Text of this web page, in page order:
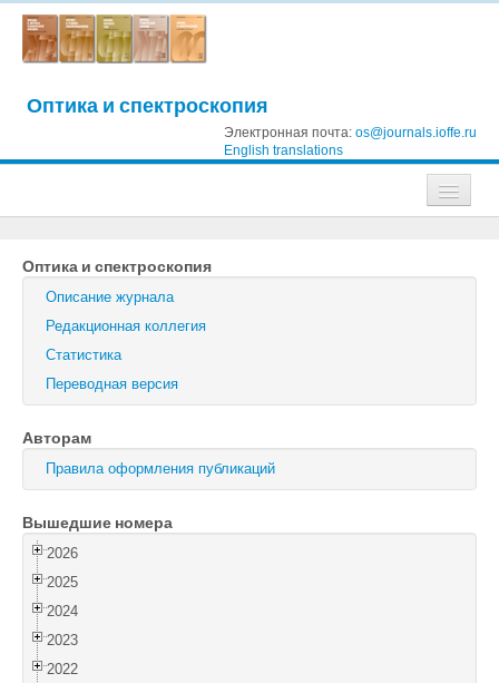
Оптика и спектроскопия
Электронная почта: os@journals.ioffe.ru
English translations
Журнал технической физики
Письма в Журнал технической физики
Физика твердого тела
Физика и техника полупроводников
Оптика и спектроскопия
Поиск
Войти
Оптика и спектроскопия
Описание журнала
Редакционная коллегия
Статистика
Переводная версия
Авторам
Правила оформления публикаций
Вышедшие номера
2026
2025
2024
2023
2022